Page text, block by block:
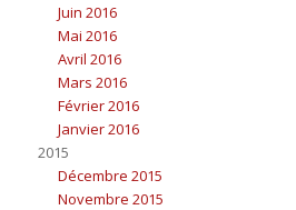
Juin 2016
Mai 2016
Avril 2016
Mars 2016
Février 2016
Janvier 2016
2015
Décembre 2015
Novembre 2015